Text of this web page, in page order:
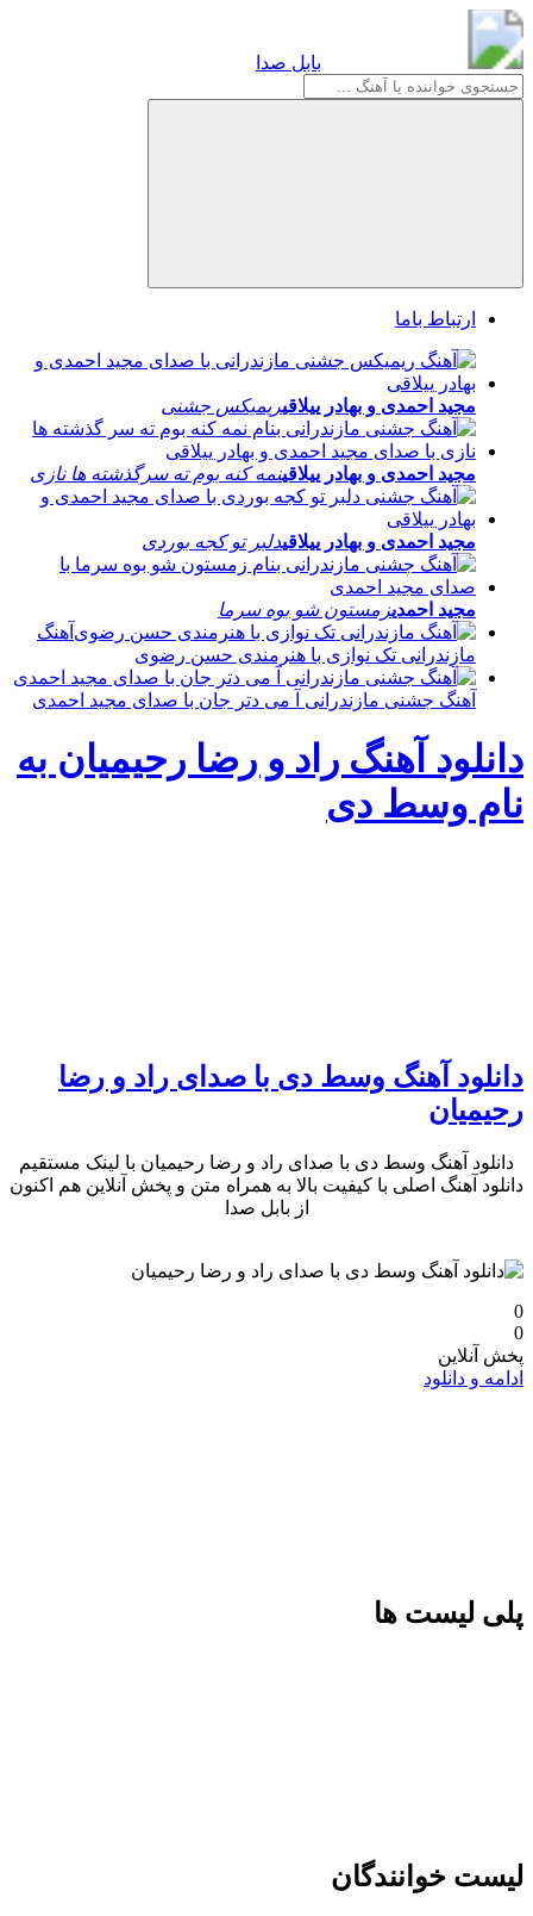
بابل صدا
ارتباط باما
مجید احمدی و بهادر ییلاقیریمیکس جشنی
مجید احمدی و بهادر ییلاقینمه کنه بوم ته سرگذشته ها نازی
مجید احمدی و بهادر ییلاقیدلبر تو کجه بوردی
مجید احمدیزمستون شو بوه سرما
آهنگ
مازندرانی تک نوازی با هنرمندی حسن رضوی
آهنگ جشنی مازندرانی آ می دتر جان با صدای مجید احمدی
دانلود آهنگ راد و رضا رحیمیان به
نام وسط دی
دانلود آهنگ وسط دی با صدای راد و رضا
رحیمیان
دانلود آهنگ وسط دی با صدای راد و رضا رحیمیان با لینک مستقیم
دانلود آهنگ اصلی با کیفیت بالا به همراه متن و پخش آنلاین هم اکنون
از بابل صدا
0
0
پخش آنلاین
ادامه و دانلود
پلی لیست ها
لیست خوانندگان